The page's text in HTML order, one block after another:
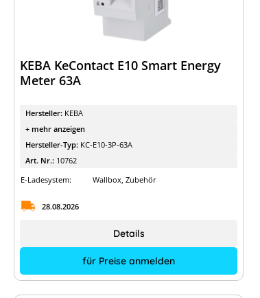
KEBA KeContact E10 Smart Energy
Meter 63A
Hersteller: KEBA
+ mehr anzeigen
Hersteller-Typ: KC-E10-3P-63A
Art. Nr.: 10762
E-Ladesystem:
Wallbox, Zubehör
28.08.2026
für Preise anmelden
Details